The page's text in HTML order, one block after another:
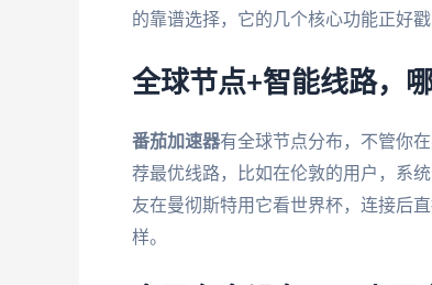
的靠谱选择，它的几个核心功能正好
全球节点+智能线路，
番茄加速器有全球节点分布，不管你
荐最优线路，比如在伦敦的用户，系
友在曼彻斯特用它看世界杯，连接后
样。